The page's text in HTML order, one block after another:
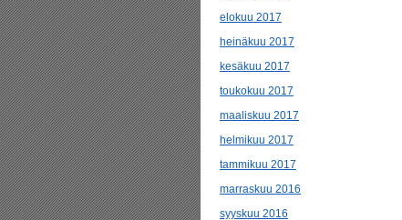
elokuu 2017
heinäkuu 2017
kesäkuu 2017
toukokuu 2017
maaliskuu 2017
helmikuu 2017
tammikuu 2017
marraskuu 2016
syyskuu 2016